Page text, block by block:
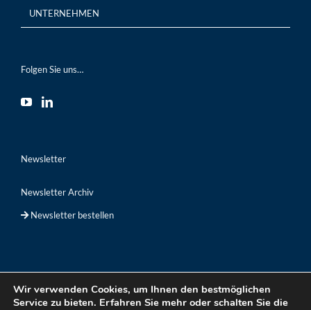
UNTERNEHMEN
Folgen Sie uns…
Newsletter
Newsletter Archiv
Newsletter bestellen
Wir verwenden Cookies, um Ihnen den bestmöglichen
Service zu bieten. Erfahren Sie mehr oder schalten Sie die